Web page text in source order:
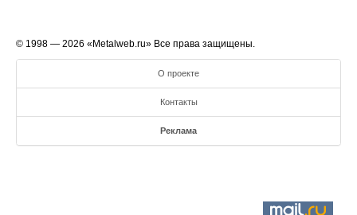
© 1998 — 2026 «Metalweb.ru» Все права защищены.
О проекте
Контакты
Реклама